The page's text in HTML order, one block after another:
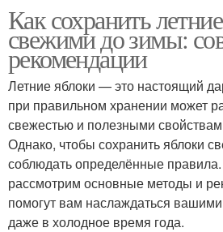
Как сохранить
свежими до зимы:
рекомендации
Летние яблоки — это настоящий
при правильном хранении может
свежестью и полезными
Однако, чтобы сохранить яблоки
соблюдать определённые
рассмотрим основные методы и
помогут вам наслаждаться
даже в холодное время года.